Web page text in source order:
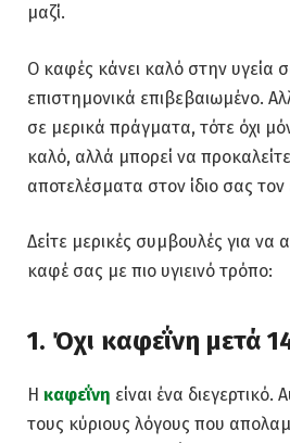
μαζί.
Ο καφές κάνει καλό στην υγεία
επιστημονικά επιβεβαιωμένο.
σε μερικά πράγματα, τότε όχι
καλό, αλλά μπορεί να
αποτελέσματα στον ίδιο σας τον
Δείτε μερικές συμβουλές για να
καφέ σας με πιο υγιεινό τρόπο:
1. Όχι καφεΐνη μετά
Η καφεΐνη είναι ένα διεγερτικό.
τους κύριους λόγους που